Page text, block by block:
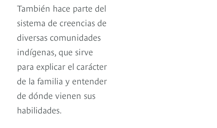
También hace parte del
sistema de creencias de
diversas comunidades
indígenas, que sirve
para explicar el carácter
de la familia y entender
de dónde vienen sus
habilidades.